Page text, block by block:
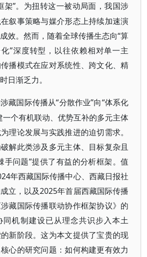
架”。为扭转这一被动局面，我国涉
叙事策略与媒介形态上持续加速演
效。然而，随着全球传播生态向“算
”深度转型，以往依赖相对单一主
播模式在应对系统性、跨文化、精
日渐乏力。
藏国际传播从“分散作业”向“体系化
一个有机联动、优势互补的多元主体
理论发展与实践推进的迫切需求。
解此类涉及多元主体、目标复杂且
手问题”提供了有益的分析框架。值
年西藏国际传播中心、西藏日报社
立，以及2025年首届西藏国际传播
藏国际传播联动协作框架协议》的
同机制建设已从理念共识步入本土
新阶段。这为本文提供了宝贵的现
心的研究问题：如何构建更有效力